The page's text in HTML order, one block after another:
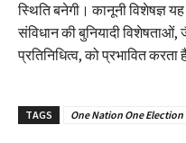
स्थिति बनेगी। कानूनी विशेषज्ञ
संविधान की बुनियादी
प्रतिनिधित्व, को प्रभावित करता
TAGS One Nation One Election